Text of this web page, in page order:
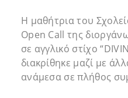
Η μαθήτρια του
Open Call της
σε αγγλικό στίχο
διακρίθηκε μαζί με
ανάμεσα σε πλήθος